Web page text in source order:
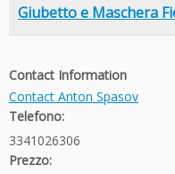
Giubetto e Maschera
Contact Information
Contact Anton Spasov
Telefono:
3341026306
Prezzo: